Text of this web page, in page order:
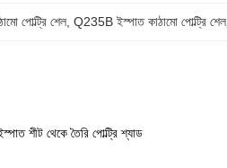
পোল্ট্রি শেল , Q235B ইস্পাত কাঠামো পোল্ট্রি শেল
শীট থেকে তৈরি পোল্ট্রি শ্যাড